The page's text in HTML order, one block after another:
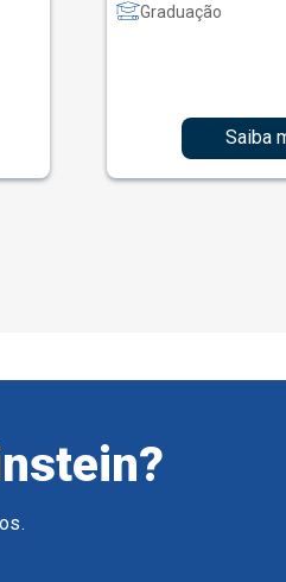
Graduação
Saiba